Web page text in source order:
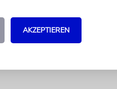
Zelten leben und
wie Aschdod und
Israelis als
AKZEPTIEREN